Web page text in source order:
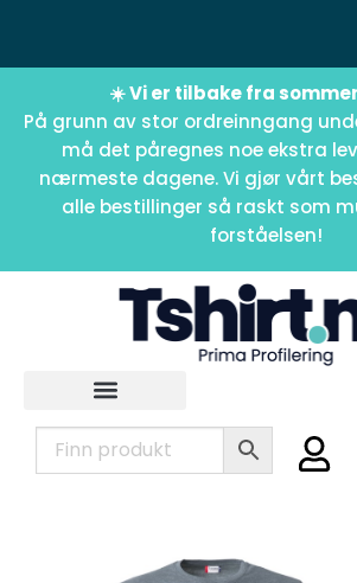
☀️ Vi er tilbake fra
På grunn av stor ordreinngang
må det påregnes noe ekstra
nærmeste dagene. Vi gjør vårt
alle bestillinger så raskt som
forståelsen!